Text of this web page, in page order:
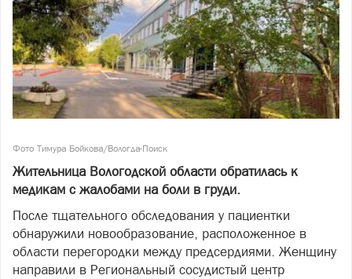
Фото Тимура Бойкова/Вологда-Поиск
Жительница Вологодской области обратилась к
медикам с жалобами на боли в груди.
После тщательного обследования у пациентки
обнаружили новообразование, расположенное в
области перегородки между предсердиями. Женщину
направили в Региональный сосудистый центр